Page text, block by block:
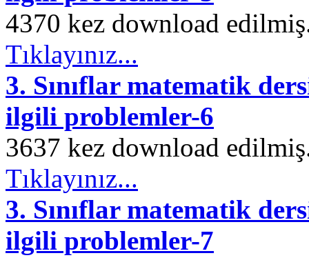
4370 kez download
Tıklayınız...
3. Sınıflar matematik
ilgili problemler-6
3637 kez download
Tıklayınız...
3. Sınıflar matematik
ilgili problemler-7